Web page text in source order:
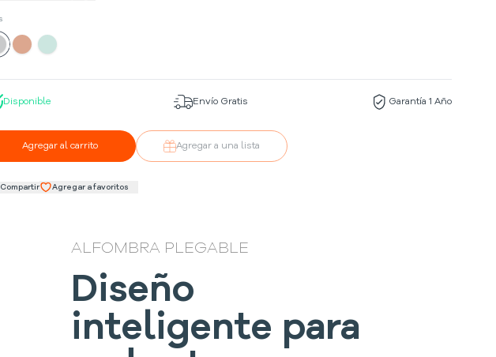
Disponible Envío Gratis Garantía 1 Año
Agregar al carrito Agregar a una lista
Compartir Agregar a favoritos
ALFOMBRA PLEGABLE
Diseño
inteligente para